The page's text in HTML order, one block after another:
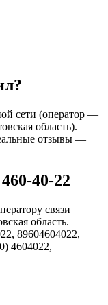
сети (оператор —
область).
отзывы —
40-22
связи
область.
89604604022,
4604022,